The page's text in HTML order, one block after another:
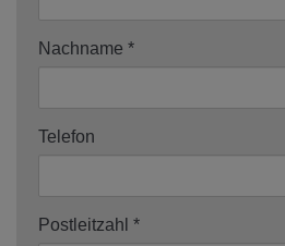
Nachname
Telefon
Postleitzahl